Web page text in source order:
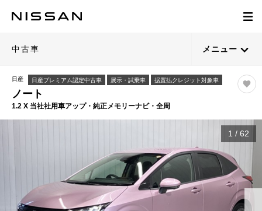
中古車 メニュー
日産 日産プレミアム認定中古車 展示・試乗車 据置払クレジット対象車
ノート
1.2 X 当社社用車アップ・純正メモリーナビ・全周
1 / 62